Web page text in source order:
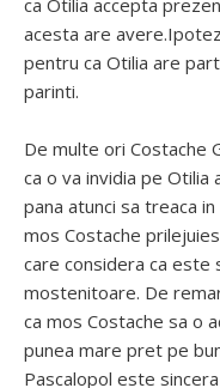
ca Otilia accepta
acesta are
pentru ca Otilia are
parinti.
De multe ori Costache
ca o va invidia pe Otilia
pana atunci sa treaca
mos Costache
care considera ca este
mostenitoare. De
ca mos Costache sa o
punea mare pret pe
Pascalopol este